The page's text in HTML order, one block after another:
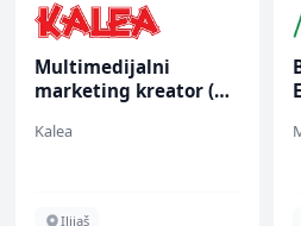
Multimedijalni
marketing kreator (m/
Kalea
Ilijaš